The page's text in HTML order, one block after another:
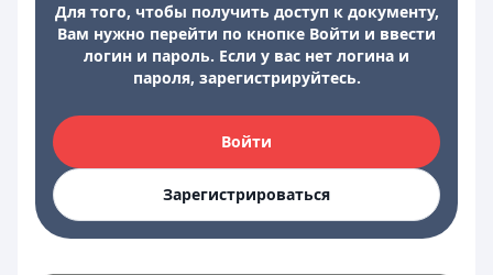
Для того, чтобы получить доступ к документу,
Вам нужно перейти по кнопке Войти и ввести
логин и пароль. Если у вас нет логина и
пароля, зарегистрируйтесь.
Войти
Зарегистрироваться